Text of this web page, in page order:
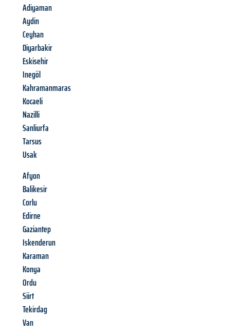
Adiyaman
Aydin
Ceyhan
Diyarbakir
Eskisehir
Inegöl
Kahramanmaras
Kocaeli
Nazilli
Sanliurfa
Tarsus
Usak
Afyon
Balikesir
Corlu
Edirne
Gaziantep
Iskenderun
Karaman
Konya
Ordu
Siirt
Tekirdag
Van